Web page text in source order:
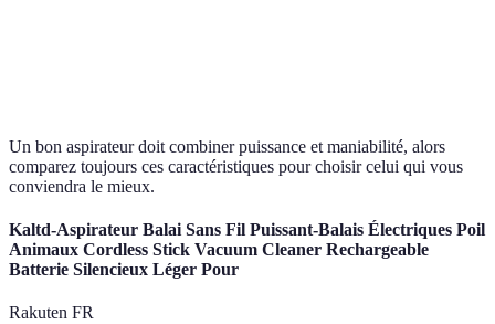
Un bon aspirateur doit combiner puissance et maniabilité, alors
comparez toujours ces caractéristiques pour choisir celui qui vous
conviendra le mieux.
Kaltd-Aspirateur Balai Sans Fil Puissant-Balais Électriques Poil
Animaux Cordless Stick Vacuum Cleaner Rechargeable
Batterie Silencieux Léger Pour
Rakuten FR